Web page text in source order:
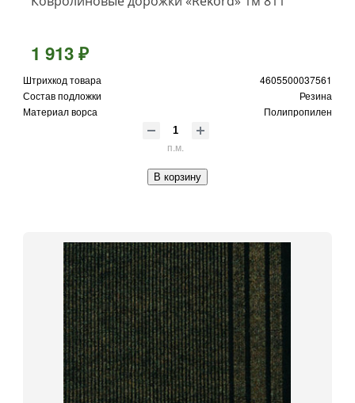
1 913 ₽
Штрихкод товара
4605500037561
Состав подложки
Резина
Материал ворса
Полипропилен
п.м.
В корзину